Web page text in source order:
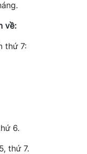
về:
thứ 7:
6.
thứ 7.